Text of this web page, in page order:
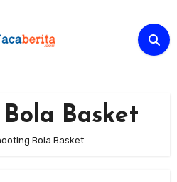
Basket
Bola Basket